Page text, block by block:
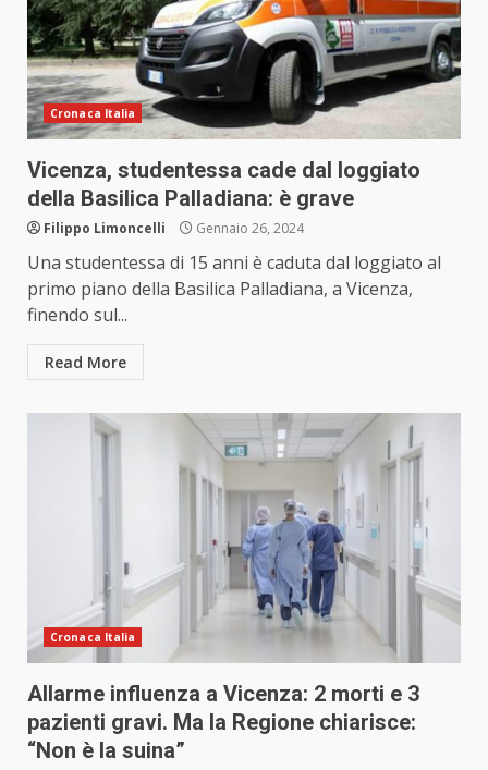
Cronaca Italia
Vicenza, studentessa cade dal loggiato
della Basilica Palladiana: è grave
Filippo Limoncelli Gennaio 26, 2024
Una studentessa di 15 anni è caduta dal loggiato al
primo piano della Basilica Palladiana, a Vicenza,
finendo sul...
Read More
Cronaca Italia
Allarme influenza a Vicenza: 2 morti e 3
pazienti gravi. Ma la Regione chiarisce:
“Non è la suina”